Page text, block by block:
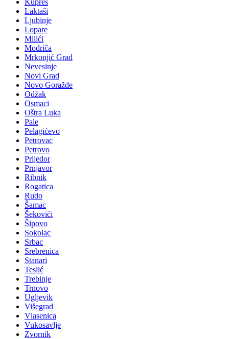
Kupres
Laktaši
Ljubinje
Lopare
Milići
Modriča
Mrkonjić Grad
Nevesinje
Novi Grad
Novo Goražde
Odžak
Osmaci
Oštra Luka
Pale
Pelagićevo
Petrovac
Petrovo
Prijedor
Prnjavor
Ribnik
Rogatica
Rudo
Šamac
Šekovići
Šipovo
Sokolac
Srbac
Srebrenica
Stanari
Teslić
Trebinje
Trnovo
Ugljevik
Višegrad
Vlasenica
Vukosavlje
Zvornik